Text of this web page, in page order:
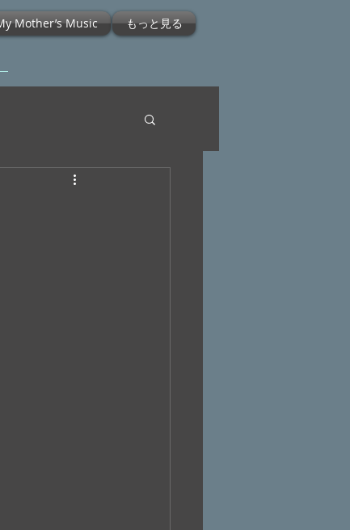
Mother’s Music もっと見る